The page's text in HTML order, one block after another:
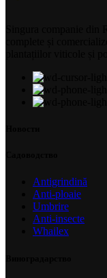
Antigrindină
Anti-ploaie
Umbrire
Anti-insecte
Whailex